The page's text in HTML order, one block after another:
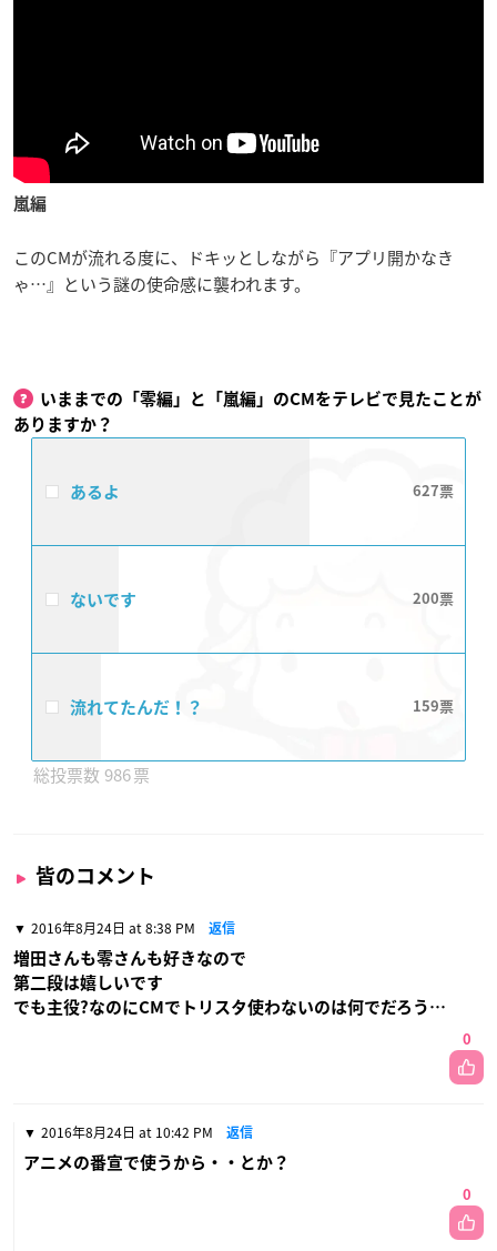
嵐編
このCMが流れる度に、ドキッとしながら『アプリ開かなき
ゃ…』という謎の使命感に襲われます。
いままでの「零編」と「嵐編」のCMをテレビで見たことが
ありますか？
あるよ 627
ないです 200
流れてたんだ！？ 159
986
皆のコメント
2016年8月24日 at 8:38 PM 返信
増田さんも零さんも好きなので
第二段は嬉しいです
でも主役?なのにCMでトリスタ使わないのは何でだろう…
0
2016年8月24日 at 10:42 PM 返信
アニメの番宣で使うから・・とか？
0